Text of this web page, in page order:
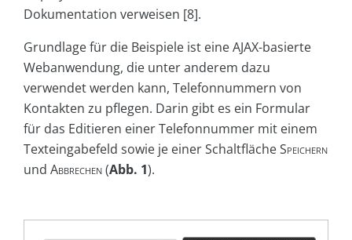
Dokumentation verweisen [8].
Grundlage für die Beispiele ist eine AJAX-basierte
Webanwendung, die unter anderem dazu
verwendet werden kann, Telefonnummern von
Kontakten zu pflegen. Darin gibt es ein Formular
für das Editieren einer Telefonnummer mit einem
Texteingabefeld sowie je einer SchaltflächeSpeichern
und Abbrechen(Abb. 1).